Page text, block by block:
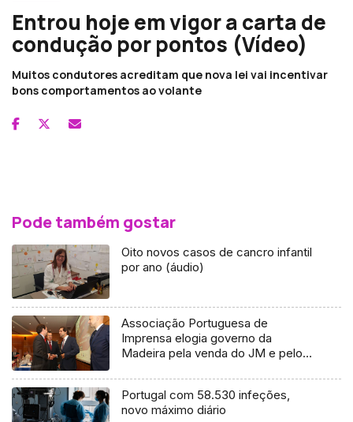
Entrou hoje em vigor a carta de
condução por pontos (Vídeo)
Muitos condutores acreditam que nova lei vai incentivar
bons comportamentos ao volante
Pode também gostar
Oito novos casos de cancro infantil
por ano (áudio)
Associação Portuguesa de
Imprensa elogia governo da
Madeira pela venda do JM e pelos
Portugal com 58.530 infeções,
novo máximo diário